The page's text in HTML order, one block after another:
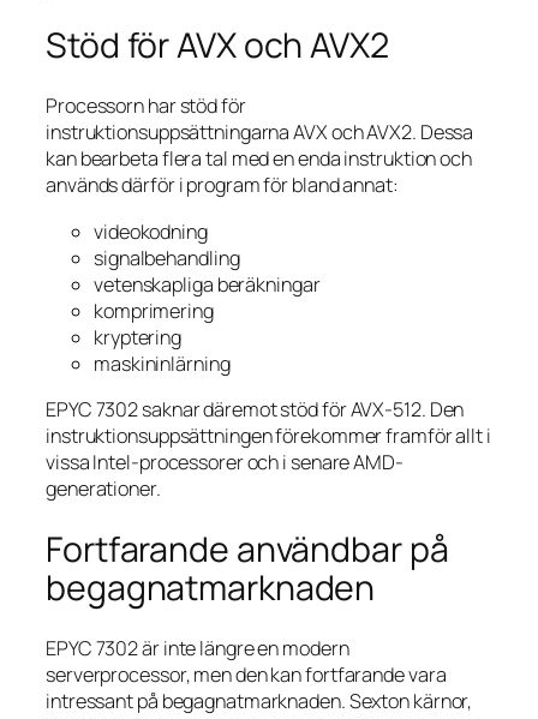
Stöd för AVX och AVX2
Processorn har stöd för
instruktionsuppsättningarna AVX och AVX2. Dessa
kan bearbeta flera tal med en enda instruktion och
används därför i program för bland annat:
videokodning
signalbehandling
vetenskapliga beräkningar
komprimering
kryptering
maskininlärning
EPYC 7302 saknar däremot stöd för AVX-512. Den
instruktionsuppsättningen förekommer framför allt i
vissa Intel-processorer och i senare AMD-
generationer.
Fortfarande användbar på
begagnatmarknaden
EPYC 7302 är inte längre en modern
serverprocessor, men den kan fortfarande vara
intressant på begagnatmarknaden. Sexton kärnor,